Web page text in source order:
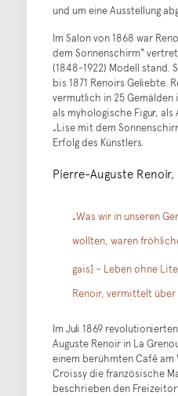
und um eine Ausstellung
Im Salon von 1868 war
dem Sonnenschirm“
(1848-1922) Modell stand.
bis 1871 Renoirs Geliebte.
vermutlich in 25
als myhologische Figur,
„Lise mit dem
Erfolg des Künstlers.
Pierre-Auguste
„Was wir in unseren
wollten, waren
gais] – Leben ohne
Renoir, vermittelt über
Im Juli 1869 revolutionierten
Auguste Renoir in La
einem berühmten Café
Croissy die französische
beschrieben den